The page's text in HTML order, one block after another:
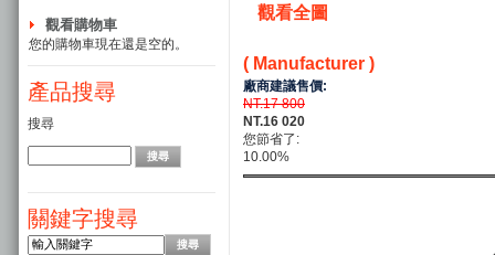
觀看購物車
您的購物車現在還是空的。
產品搜尋
搜尋
關鍵字搜尋
觀看全圖
( Manufacturer )
廠商建議售價:
NT.17 800
NT.16 020
您節省了:
10.00%